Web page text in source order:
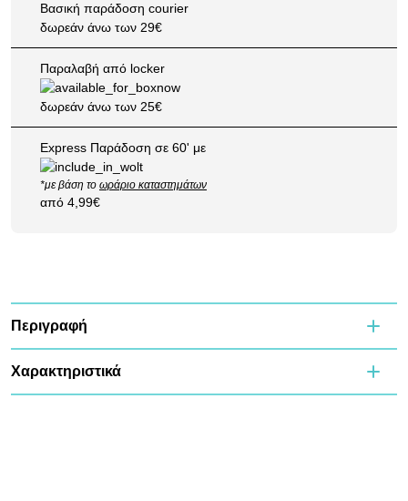
Βασική παράδοση courier
δωρεάν άνω των 29€
Παραλαβή από locker
δωρεάν άνω των 25€
Express Παράδοση σε 60' με
*με βάση το ωράριο καταστημάτων
από 4,99€
Περιγραφή
Χαρακτηριστικά